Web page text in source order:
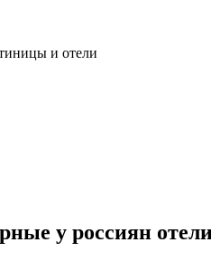
и отели
у россиян